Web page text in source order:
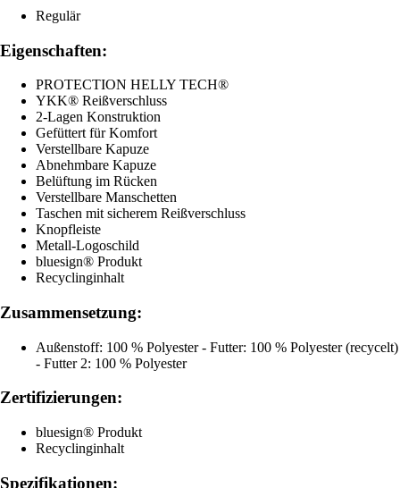
Regulär
Eigenschaften:
PROTECTION HELLY TECH®
YKK® Reißverschluss
2-Lagen Konstruktion
Gefüttert für Komfort
Verstellbare Kapuze
Abnehmbare Kapuze
Belüftung im Rücken
Verstellbare Manschetten
Taschen mit sicherem Reißverschluss
Knopfleiste
Metall-Logoschild
bluesign® Produkt
Recyclinginhalt
Zusammensetzung:
Außenstoff: 100 % Polyester - Futter: 100 % Polyester (recycelt)
- Futter 2: 100 % Polyester
Zertifizierungen:
bluesign® Produkt
Recyclinginhalt
Spezifikationen: